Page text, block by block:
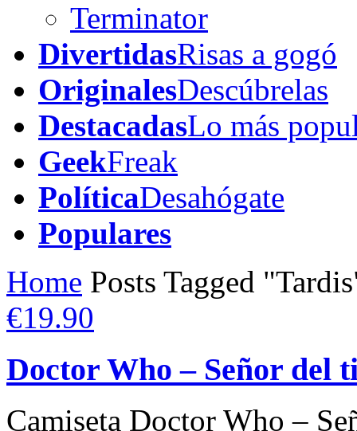
Terminator
DivertidasRisas a gogó
OriginalesDescúbrelas
DestacadasLo más
GeekFreak
PolíticaDesahógate
Populares
Home Posts Tagged
€19.90
Doctor Who – Señor del
Camiseta Doctor Who –